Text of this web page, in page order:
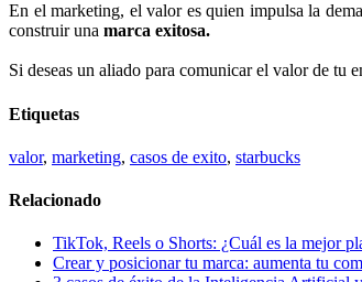
En el marketing, el valor es quien impulsa la
construir una marca exitosa.
Si deseas un aliado para comunicar el valor de tu
Etiquetas
valor, marketing, casos de exito, starbucks
Relacionado
TikTok, Reels o Shorts: ¿Cuál es la mejor
Crear y posicionar tu marca: aumenta tu